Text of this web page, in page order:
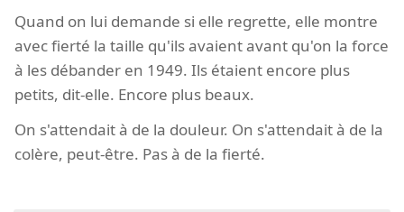
Quand on lui demande si elle regrette, elle montre
avec fierté la taille qu'ils avaient avant qu'on la force
à les débander en 1949. Ils étaient encore plus
petits, dit-elle. Encore plus beaux.
On s'attendait à de la douleur. On s'attendait à de la
colère, peut-être. Pas à de la fierté.